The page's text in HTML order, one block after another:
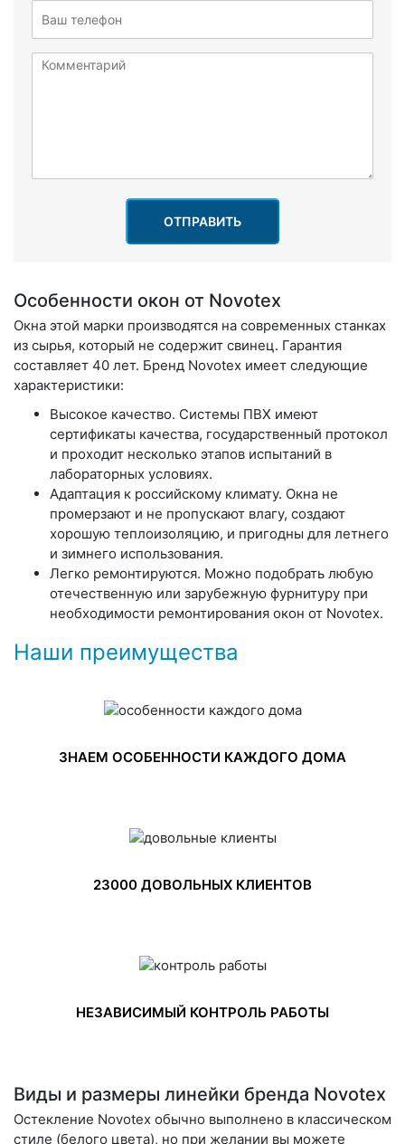
ОТПРАВИТЬ
Особенности окон от Novotex
Окна этой марки производятся на современных станках
из сырья, который не содержит свинец. Гарантия
составляет 40 лет. Бренд Novotex имеет следующие
характеристики:
Высокое качество. Системы ПВХ имеют
сертификаты качества, государственный протокол
и проходит несколько этапов испытаний в
лабораторных условиях.
Адаптация к российскому климату. Окна не
промерзают и не пропускают влагу, создают
хорошую теплоизоляцию, и пригодны для летнего
и зимнего использования.
Легко ремонтируются. Можно подобрать любую
отечественную или зарубежную фурнитуру при
необходимости ремонтирования окон от Novotex.
Наши преимущества
ЗНАЕМ ОСОБЕННОСТИ КАЖДОГО ДОМА
23000 ДОВОЛЬНЫХ КЛИЕНТОВ
НЕЗАВИСИМЫЙ КОНТРОЛЬ РАБОТЫ
Виды и размеры линейки бренда Novotex
Остекление Novotex обычно выполнено в классическом
стиле (белого цвета), но при желании вы можете